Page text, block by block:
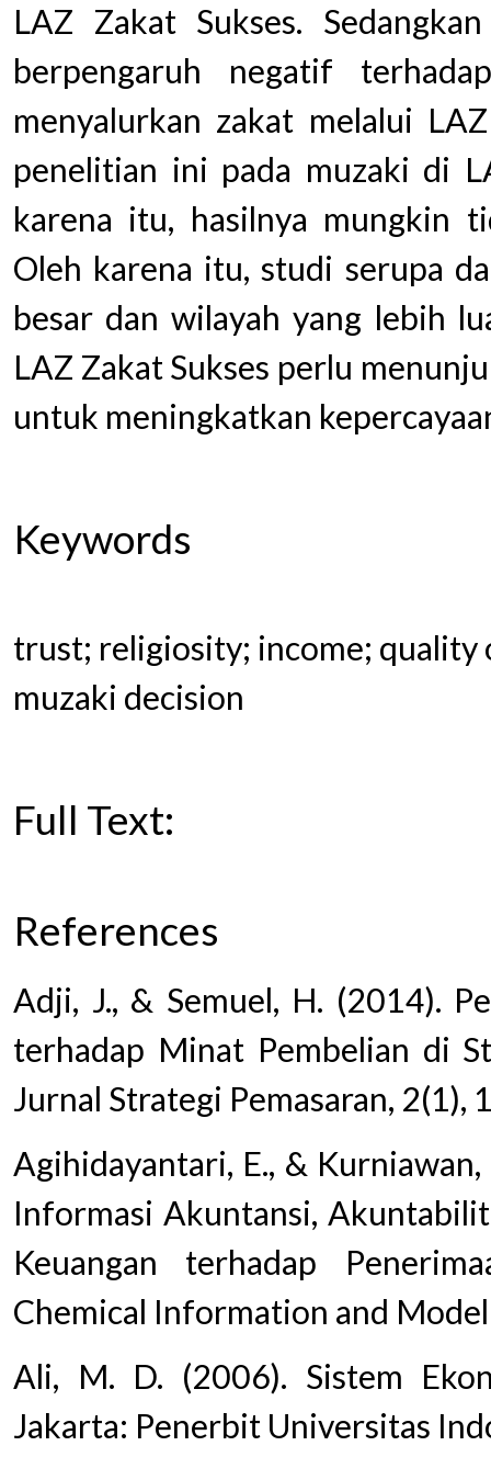
LAZ Zakat Sukses.
berpengaruh negatif
menyalurkan zakat melalui
penelitian ini pada muzaki di
karena itu, hasilnya mungkin
Oleh karena itu, studi serupa
besar dan wilayah yang lebih
LAZ Zakat Sukses perlu
untuk meningkatkan
Keywords
trust; religiosity; income;
muzaki decision
Full Text:
References
Adji, J., & Semuel, H. (2014).
terhadap Minat Pembelian di
Jurnal Strategi Pemasaran, 2(1),
Agihidayantari, E., &
Informasi Akuntansi,
Keuangan terhadap
Chemical Information and
Ali, M. D. (2006). Sistem
Jakarta: Penerbit Universitas